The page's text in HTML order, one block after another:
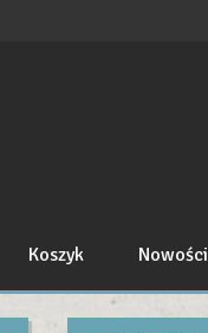
Koszyk Nowości